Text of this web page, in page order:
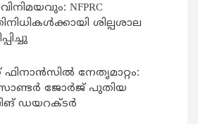
NFPRC
ശില്പശാല
ഫിനാൻസിൽ നേതൃമാറ്റം:
ജോർജ് പുതിയ
ഡയറക്ടർ